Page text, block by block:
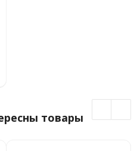
товары